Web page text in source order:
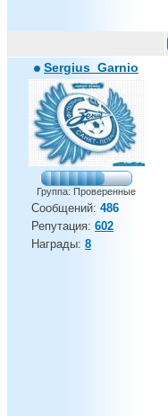
Sergius_Garnio
Группа: Проверенные
Сообщений: 486
Репутация: 602
Награды: 8